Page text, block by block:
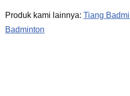
Produk kami lainnya: Tiang
Badminton